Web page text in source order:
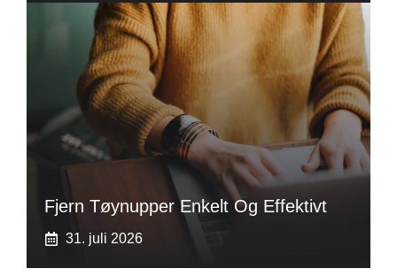
Fjern Tøynupper Enkelt Og Effektivt
31. juli 2026